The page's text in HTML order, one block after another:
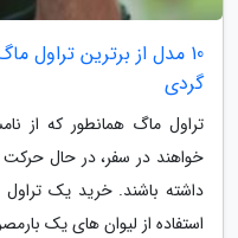
10 مدل از برترین
گردی
تراول ماگ همانطور که از
خواهند در سفر، در حال
داشته باشند. خرید یک
استفاده از لیوان های یک